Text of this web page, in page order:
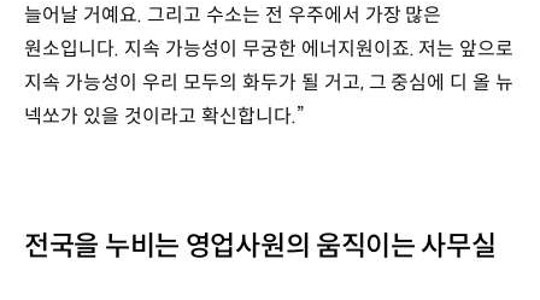
늘어날 거예요. 그리고 수소는 전 우주에서 가장 많은
원소입니다. 지속 가능성이 무궁한 에너지원이죠. 저는 앞으로
지속 가능성이 우리 모두의 화두가 될 거고, 그 중심에 디 올 뉴
넥쏘가 있을 것이라고 확신합니다.”
전국을 누비는 영업사원의 움직이는 사무실